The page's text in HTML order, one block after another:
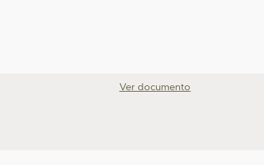
Ver documento